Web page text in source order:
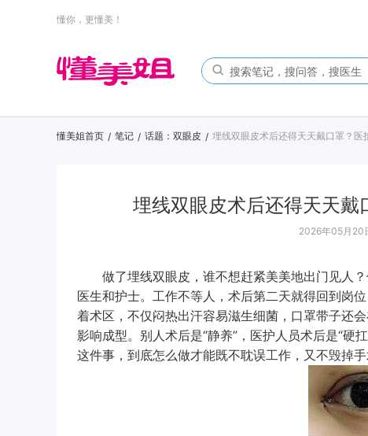
懂你，更懂美！
懂美姐首页 / 笔记 / 话题：双眼皮 / 埋线双眼皮术后还得天天戴口罩？医
埋线双眼皮术后还得天天戴
2026年05月20
做了埋线双眼皮，谁不想赶紧美美地出门见人
医生和护士。工作不等人，术后第二天就得回到岗
着术区，不仅闷热出汗容易滋生细菌，口罩带子还
影响成型。别人术后是“静养”，医护人员术后是“硬
这件事，到底怎么做才能既不耽误工作，又不毁掉手